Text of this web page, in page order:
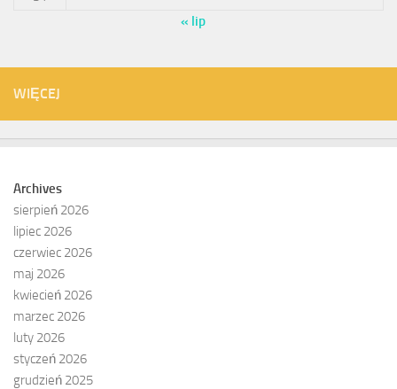
« lip
WIĘCEJ
Archives
sierpień 2026
lipiec 2026
czerwiec 2026
maj 2026
kwiecień 2026
marzec 2026
luty 2026
styczeń 2026
grudzień 2025